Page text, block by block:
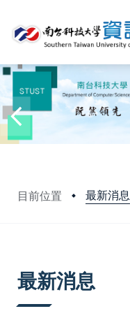
目前位置 最新消息
最新消息